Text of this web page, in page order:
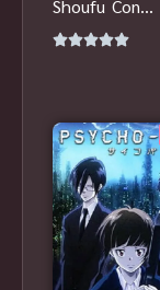
Shoufu Cong
Youxi Kaishi